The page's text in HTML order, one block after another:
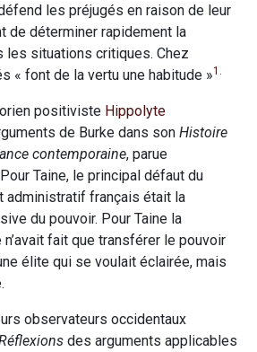
les préjugés en raison de leur
de déterminer rapidement la
les situations critiques. Chez
« font de la vertu une habitude »1.
positiviste Hippolyte
de Burke dans son Histoire
contemporaine, parue
Taine, le principal défaut du
administratif français était la
du pouvoir. Pour Taine la
fait que transférer le pouvoir
élite qui se voulait éclairée, mais
observateurs occidentaux
des arguments applicables